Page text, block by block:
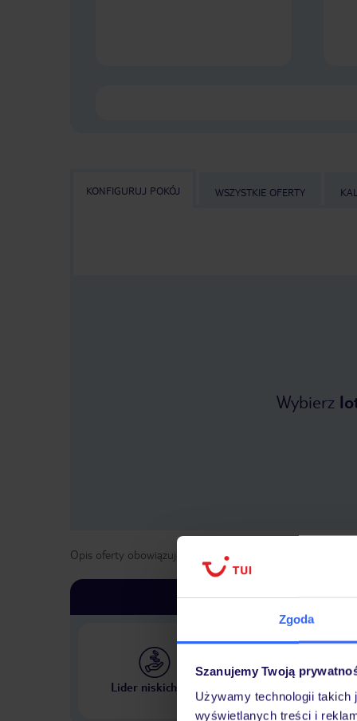
Zgoda
Szanujemy Twoją
Używamy technologii
wyświetlanych treści i
KONFIGURUJ POKÓJ WSZYSTKIE OFERTY
Wybierz
Opis oferty obowiązuje dla wyjazdów w terminie
Lider niskich cen
Największe biuro
w Polsce